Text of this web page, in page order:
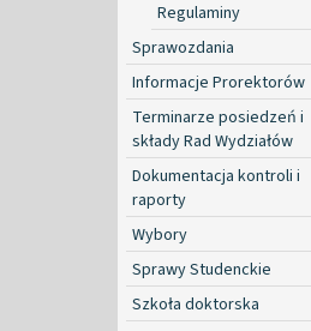
Regulaminy
Sprawozdania
Informacje Prorektorów
Terminarze posiedzeń i
składy Rad Wydziałów
Dokumentacja kontroli i
raporty
Wybory
Sprawy Studenckie
Szkoła doktorska